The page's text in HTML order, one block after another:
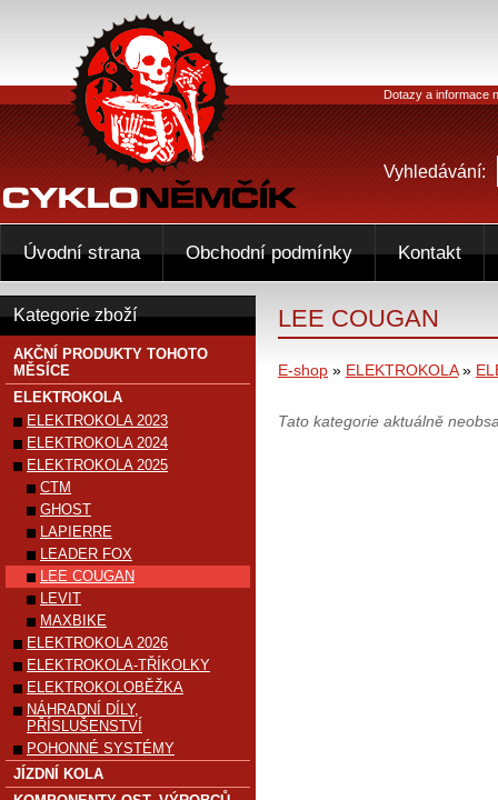
LEE COUGAN
E-shop » ELEKTROKOLA»
Tato kategorie aktuálně
Kategorie zboží
AKČNÍ PRODUKTY TOHOTO
MĚSÍCE
ELEKTROKOLA
ELEKTROKOLA 2023
ELEKTROKOLA 2024
ELEKTROKOLA 2025
CTM
GHOST
LAPIERRE
LEADER FOX
LEE COUGAN
LEVIT
MAXBIKE
ELEKTROKOLA 2026
ELEKTROKOLA-TŘÍKOLKY
ELEKTROKOLOBĚŽKA
NÁHRADNÍ DÍLY,
PŘÍSLUŠENSTVÍ
POHONNÉ SYSTÉMY
JÍZDNÍ KOLA
Dotazy a informace
Vyhledávání:
Úvodní strana Obchodní podmínky Kontakt